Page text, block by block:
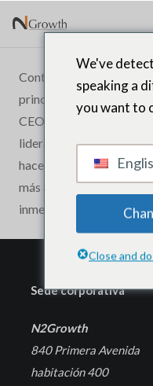
Contratamos a
principales asesores a
CEO. Pocas personas
liderazgo a nivel de
hacen. N2Growth tiene
más allá de la norma de
inmediato.
Sede corporativa
N2Growth
840 Primera Avenida
habitación 400
We've
speaking a
you want to
Close and